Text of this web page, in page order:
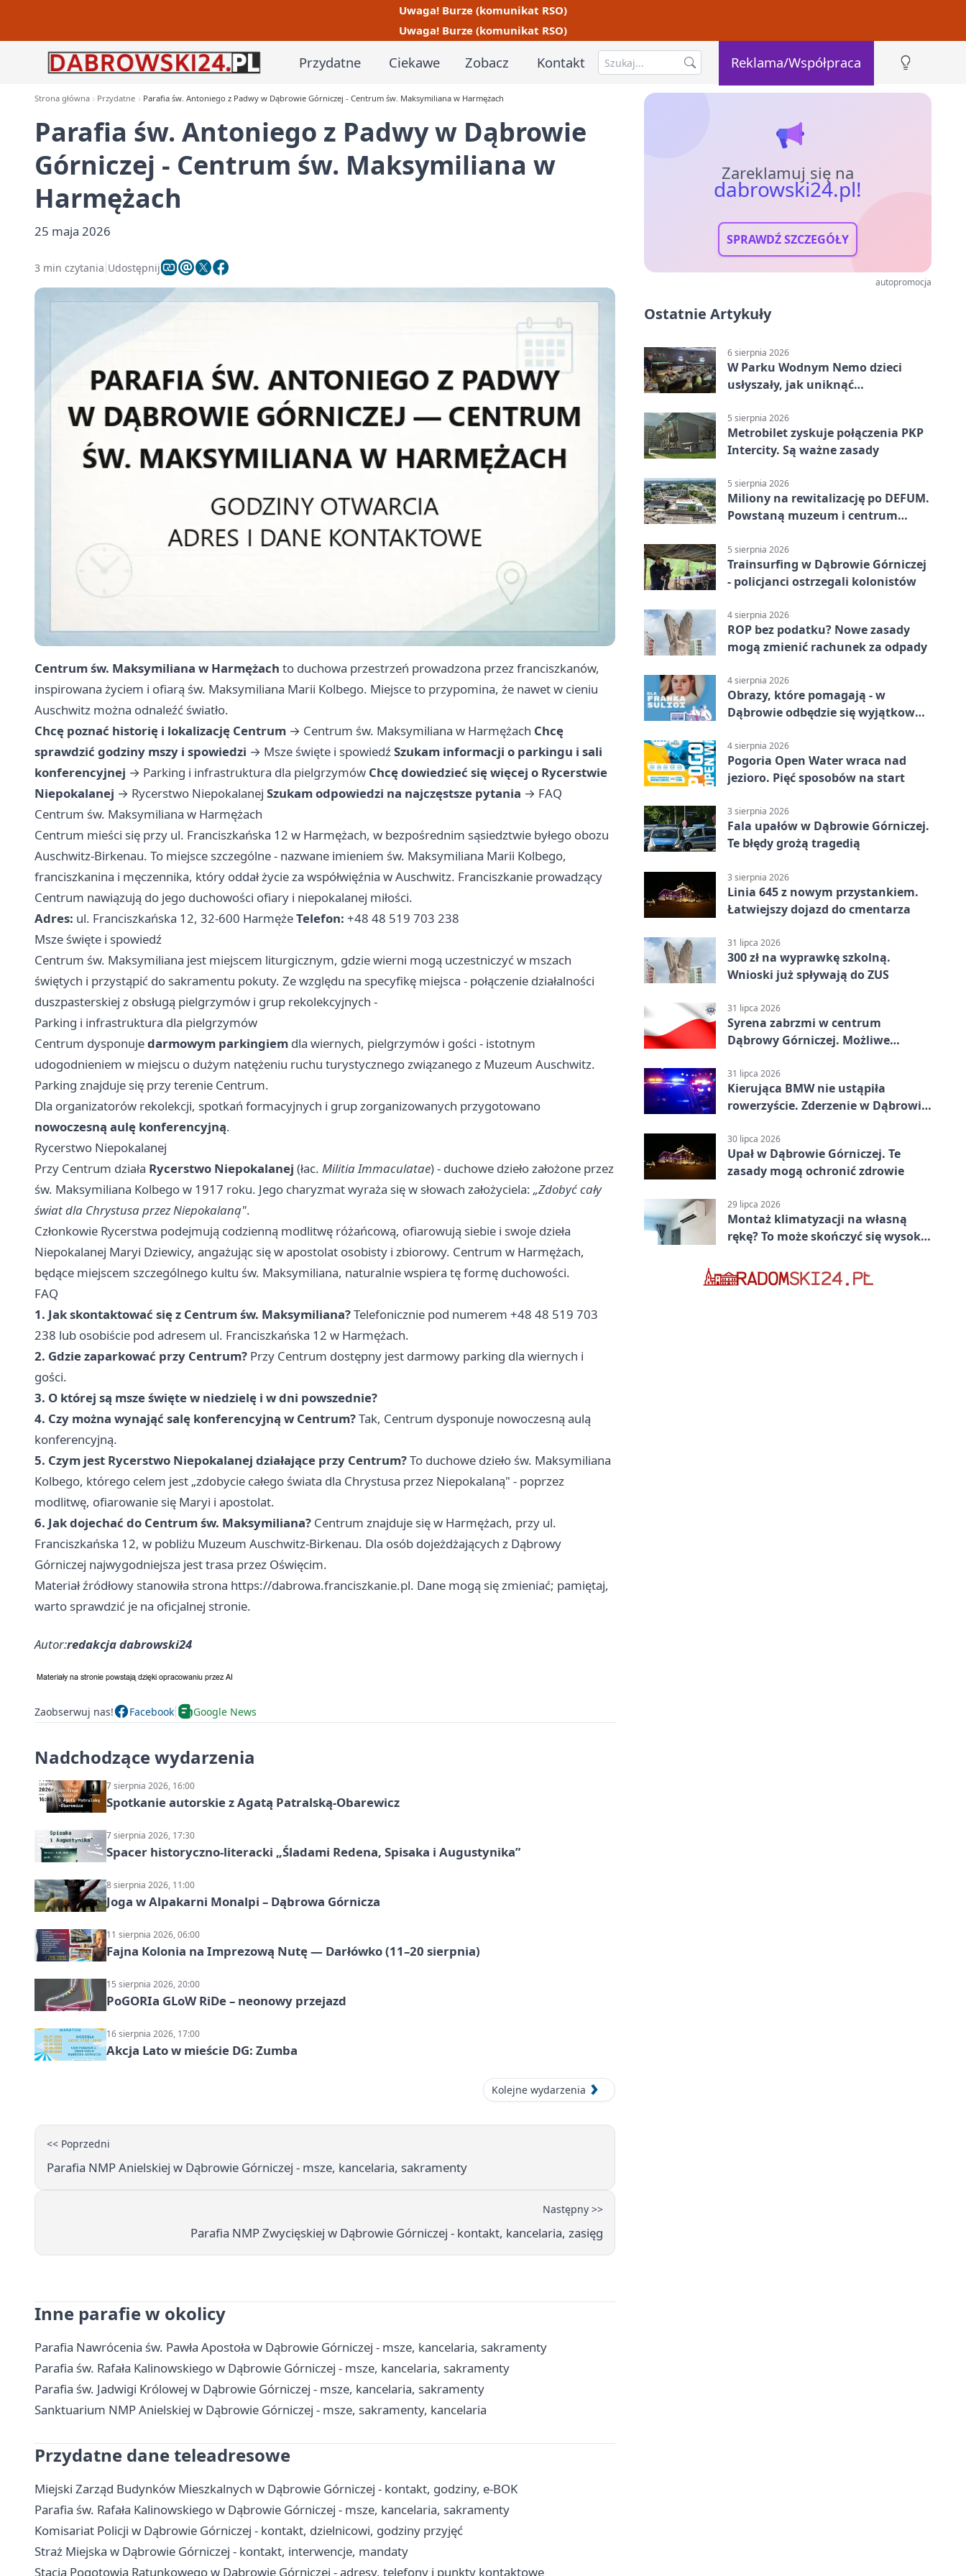
Uwaga! Burze (komunikat RSO)
Uwaga! Burze (komunikat RSO)
Przydatne Ciekawe Zobacz Kontakt Reklama/Współpraca
Strona główna Przydatne Parafia św. Antoniego z Padwy w Dąbrowie Górniczej - Centrum św. Maksymiliana w Harmężach
Parafia św. Antoniego z Padwy w Dąbrowie
Górniczej - Centrum św. Maksymiliana w
Harmężach
25 maja 2026
3 min czytania Udostępnij
Centrum św. Maksymiliana w Harmężach to duchowa przestrzeń prowadzona przez franciszkanów,
inspirowana życiem i ofiarą św. Maksymiliana Marii Kolbego. Miejsce to przypomina, że nawet w cieniu
Auschwitz można odnaleźć światło.
Chcę poznać historię i lokalizację Centrum → Centrum św. Maksymiliana w Harmężach Chcę
sprawdzić godziny mszy i spowiedzi → Msze święte i spowiedźSzukam informacji o parkingu i sali
konferencyjnej → Parking i infrastruktura dla pielgrzymów Chcę dowiedzieć się więcej o Rycerstwie
Niepokalanej → Rycerstwo Niepokalanej Szukam odpowiedzi na najczęstsze pytania → FAQ
Centrum św. Maksymiliana w Harmężach
Centrum mieści się przy ul. Franciszkańska 12 w Harmężach, w bezpośrednim sąsiedztwie byłego obozu
Auschwitz-Birkenau. To miejsce szczególne - nazwane imieniem św. Maksymiliana Marii Kolbego,
franciszkanina i męczennika, który oddał życie za współwięźnia w Auschwitz. Franciszkanie prowadzący
Centrum nawiązują do jego duchowości ofiary i niepokalanej miłości.
Adres: ul. Franciszkańska 12, 32-600 HarmężeTelefon: +48 48 519 703 238
Msze święte i spowiedź
Centrum św. Maksymiliana jest miejscem liturgicznym, gdzie wierni mogą uczestniczyć w mszach
świętych i przystąpić do sakramentu pokuty. Ze względu na specyfikę miejsca - połączenie działalności
duszpasterskiej z obsługą pielgrzymów i grup rekolekcyjnych -
Parking i infrastruktura dla pielgrzymów
Centrum dysponujedarmowym parkingiem dla wiernych, pielgrzymów i gości - istotnym
udogodnieniem w miejscu o dużym natężeniu ruchu turystycznego związanego z Muzeum Auschwitz.
Parking znajduje się przy terenie Centrum.
Dla organizatorów rekolekcji, spotkań formacyjnych i grup zorganizowanych przygotowano
nowoczesną aulę konferencyjną.
Rycerstwo Niepokalanej
Przy Centrum działa Rycerstwo Niepokalanej (łac. Militia Immaculatae) - duchowe dzieło założone przez
św. Maksymiliana Kolbego w 1917 roku. Jego charyzmat wyraża się w słowach założyciela: „Zdobyć cały
świat dla Chrystusa przez Niepokalaną".
Członkowie Rycerstwa podejmują codzienną modlitwę różańcową, ofiarowują siebie i swoje dzieła
Niepokalanej Maryi Dziewicy, angażując się w apostolat osobisty i zbiorowy. Centrum w Harmężach,
będące miejscem szczególnego kultu św. Maksymiliana, naturalnie wspiera tę formę duchowości.
FAQ
1. Jak skontaktować się z Centrum św. Maksymiliana?Telefonicznie pod numerem +48 48 519 703
238 lub osobiście pod adresem ul. Franciszkańska 12 w Harmężach.
2. Gdzie zaparkować przy Centrum? Przy Centrum dostępny jest darmowy parking dla wiernych i
gości.
3. O której są msze święte w niedzielę i w dni powszednie?
4. Czy można wynająć salę konferencyjną w Centrum?Tak, Centrum dysponuje nowoczesną aulą
konferencyjną.
5. Czym jest Rycerstwo Niepokalanej działające przy Centrum?To duchowe dzieło św. Maksymiliana
Kolbego, którego celem jest „zdobycie całego świata dla Chrystusa przez Niepokalaną" - poprzez
modlitwę, ofiarowanie się Maryi i apostolat.
6. Jak dojechać do Centrum św. Maksymiliana? Centrum znajduje się w Harmężach, przy ul.
Franciszkańska 12, w pobliżu Muzeum Auschwitz-Birkenau. Dla osób dojeżdżających z Dąbrowy
Górniczej najwygodniejsza jest trasa przez Oświęcim.
Materiał źródłowy stanowiła strona https://dabrowa.franciszkanie.pl. Dane mogą się zmieniać; pamiętaj,
warto sprawdzić je na oficjalnej stronie.
Autor:redakcja dabrowski24
Zaobserwuj nas! Facebook Google News
Nadchodzące wydarzenia
7 sierpnia 2026, 16:00
Spotkanie autorskie z Agatą Patralską-Obarewicz
7 sierpnia 2026, 17:30
Spacer historyczno-literacki „Śladami Redena, Spisaka i Augustynika”
8 sierpnia 2026, 11:00
Joga w Alpakarni Monalpi – Dąbrowa Górnicza
11 sierpnia 2026, 06:00
Fajna Kolonia na Imprezową Nutę — Darłówko (11–20 sierpnia)
15 sierpnia 2026, 20:00
PoGORIa GLoW RiDe – neonowy przejazd
16 sierpnia 2026, 17:00
Akcja Lato w mieście DG: Zumba
Kolejne wydarzenia
<< Poprzedni
Parafia NMP Anielskiej w Dąbrowie Górniczej - msze, kancelaria, sakramenty
Następny >>
Parafia NMP Zwycięskiej w Dąbrowie Górniczej - kontakt, kancelaria, zasięg
Inne parafie w okolicy
Parafia Nawrócenia św. Pawła Apostoła w Dąbrowie Górniczej - msze, kancelaria, sakramenty
Parafia św. Rafała Kalinowskiego w Dąbrowie Górniczej - msze, kancelaria, sakramenty
Parafia św. Jadwigi Królowej w Dąbrowie Górniczej - msze, kancelaria, sakramenty
Sanktuarium NMP Anielskiej w Dąbrowie Górniczej - msze, sakramenty, kancelaria
Przydatne dane teleadresowe
Miejski Zarząd Budynków Mieszkalnych w Dąbrowie Górniczej - kontakt, godziny, e-BOK
Parafia św. Rafała Kalinowskiego w Dąbrowie Górniczej - msze, kancelaria, sakramenty
Komisariat Policji w Dąbrowie Górniczej - kontakt, dzielnicowi, godziny przyjęć
Straż Miejska w Dąbrowie Górniczej - kontakt, interwencje, mandaty
Stacja Pogotowia Ratunkowego w Dąbrowie Górniczej - adresy, telefony i punkty kontaktowe
Zareklamuj się na
dabrowski24.pl!
SPRAWDŹ SZCZEGÓŁY
autopromocja
Ostatnie Artykuły
6 sierpnia 2026
W Parku Wodnym Nemo dzieci
usłyszały, jak uniknąć
5 sierpnia 2026
Metrobilet zyskuje połączenia PKP
Intercity. Są ważne zasady
5 sierpnia 2026
Miliony na rewitalizację po DEFUM.
Powstaną muzeum i centrum
5 sierpnia 2026
Trainsurfing w Dąbrowie Górniczej
- policjanci ostrzegali kolonistów
4 sierpnia 2026
ROP bez podatku? Nowe zasady
mogą zmienić rachunek za odpady
4 sierpnia 2026
Obrazy, które pomagają - w
Dąbrowie odbędzie się wyjątkowa
4 sierpnia 2026
Pogoria Open Water wraca nad
jezioro. Pięć sposobów na start
3 sierpnia 2026
Fala upałów w Dąbrowie Górniczej.
Te błędy grożą tragedią
3 sierpnia 2026
Linia 645 z nowym przystankiem.
Łatwiejszy dojazd do cmentarza
31 lipca 2026
300 zł na wyprawkę szkolną.
Wnioski już spływają do ZUS
31 lipca 2026
Syrena zabrzmi w centrum
Dąbrowy Górniczej. Możliwe
31 lipca 2026
Kierująca BMW nie ustąpiła
rowerzyście. Zderzenie w Dąbrowie
30 lipca 2026
Upał w Dąbrowie Górniczej. Te
zasady mogą ochronić zdrowie
29 lipca 2026
Montaż klimatyzacji na własną
rękę? To może skończyć się wysoką